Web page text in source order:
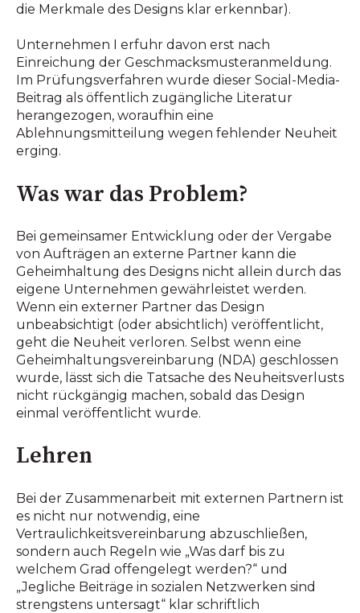
die Merkmale des Designs klar erkennbar).
Unternehmen I erfuhr davon erst nach
Einreichung der Geschmacksmusteranmeldung.
Im Prüfungsverfahren wurde dieser Social-Media-
Beitrag als öffentlich zugängliche Literatur
herangezogen, woraufhin eine
Ablehnungsmitteilung wegen fehlender Neuheit
erging.
Was war das Problem?
Bei gemeinsamer Entwicklung oder der Vergabe
von Aufträgen an externe Partner kann die
Geheimhaltung des Designs nicht allein durch das
eigene Unternehmen gewährleistet werden.
Wenn ein externer Partner das Design
unbeabsichtigt (oder absichtlich) veröffentlicht,
geht die Neuheit verloren. Selbst wenn eine
Geheimhaltungsvereinbarung (NDA) geschlossen
wurde, lässt sich die Tatsache des Neuheitsverlusts
nicht rückgängig machen, sobald das Design
einmal veröffentlicht wurde.
Lehren
Bei der Zusammenarbeit mit externen Partnern ist
es nicht nur notwendig, eine
Vertraulichkeitsvereinbarung abzuschließen,
sondern auch Regeln wie „Was darf bis zu
welchem Grad offengelegt werden?“ und
„Jegliche Beiträge in sozialen Netzwerken sind
strengstens untersagt“ klar schriftlich